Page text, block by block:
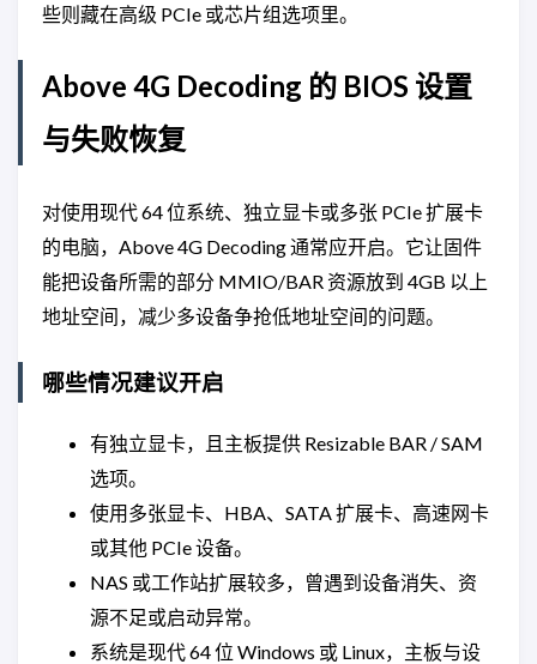
些则藏在高级 PCIe 或芯片组选项里。
Above 4G Decoding 的 BIOS 设置
与失败恢复
对使用现代 64 位系统、独立显卡或多张 PCIe 扩展卡
的电脑，Above 4G Decoding 通常应开启。它让固件
能把设备所需的部分 MMIO/BAR 资源放到 4GB 以上
地址空间，减少多设备争抢低地址空间的问题。
哪些情况建议开启
有独立显卡，且主板提供 Resizable BAR / SAM
选项。
使用多张显卡、HBA、SATA 扩展卡、高速网卡
或其他 PCIe 设备。
NAS 或工作站扩展较多，曾遇到设备消失、资
源不足或启动异常。
系统是现代 64 位 Windows 或 Linux，主板与设